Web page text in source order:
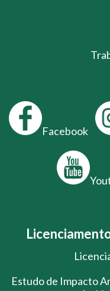
Facebook
Estudo de Impacto